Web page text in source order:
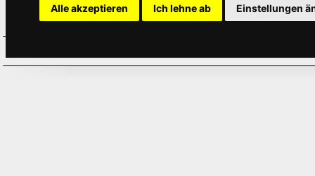
Alle akzeptieren Ich lehne ab Einstellungen